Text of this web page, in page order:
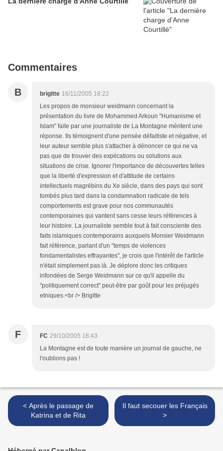
Commentaires
B brigitte 16/11/2005 18:22
Les propos de monsieur weidmann concernant la
présentation du livre de Mohammed Arkoun "Humanisme et
Islam" faite par une journaliste de La Montagne méritent une
réponse. Ils témoignent d'une pensée défaitiste et négative, et
leur auteur semble plus s'attacher à dénoncer ce qui ne va
pas que de trouver des expilcations ou solutions aux
situations de crise. Ignorer l'importance de découvertes telles
que la liberté d'expression et d'attitude de certains
intellectuels magrébins du Xe siècle, dans des pays qui sont
tombés plus tard dans la condamnation radicale de tels
comportements est grave pour nos communautés
contemporaines qui vantent sans cesse leurs références à
leur histoire. La journaliste semble tout à fait consciente des
faits islamiques contemporains auxquels Monsier Weidmann
fait référence, parlant d'un "temps de violences
fondamentalistes effrayantes", je crois que l'intérêt de l'article
n'était simplement pas là. Je déplore donc les critiques
infondées de Serge Weidmann sur ce qu'il appelle du
"politiquement correct" peut-être par goût pour les préjugés
etniques.<br /> Brigitte
F FC 29/10/2005 18:43
La Montagne est de toute manière un journal de gauche, ne
l'oublions pas !
< Après le passage de
Katrina et de Rita
Il faut secouer les Français
>